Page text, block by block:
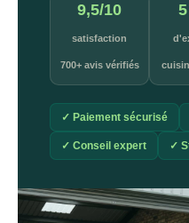
9,5/10
satisfaction
700+ avis vérifiés
✓ Paiement sécurisé
✓ Conseil expert ✓